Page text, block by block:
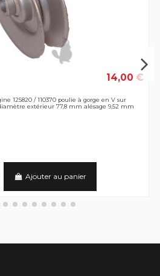
14,00 €
125820 / 110370 poulie à gorge en V sur
extérieur 77,8 mm alésage 9,52 mm
Ajouter au panier